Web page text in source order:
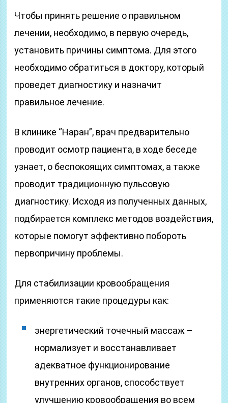
Чтобы принять решение о правильном
лечении, необходимо, в первую очередь,
установить причины симптома. Для этого
необходимо обратиться в доктору, который
проведет диагностику и назначит
правильное лечение.
В клинике “Наран”, врач предварительно
проводит осмотр пациента, в ходе беседе
узнает, о беспокоящих симптомах, а также
проводит традиционную пульсовую
диагностику. Исходя из полученных данных,
подбирается комплекс методов воздействия,
которые помогут эффективно побороть
первопричину проблемы.
Для стабилизации кровообращения
применяются такие процедуры как:
энергетический точечный массаж –
нормализует и восстанавливает
адекватное функционирование
внутренних органов, способствует
улучшению кровообращения во всем